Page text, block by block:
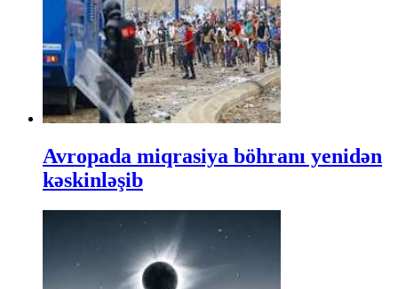
Avropada miqrasiya böhranı yenidən
kəskinləşib